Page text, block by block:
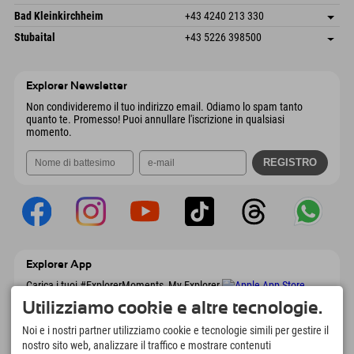
Austria
Prenotazione
Gscheat 14
6441 Umhausen
Austria
Salva indirizzo
Informazioni sull'arrivo
Prenotazione
Bad Kleinkirchheim +43 4240 213 330
Dorfstraße 24
Salva indirizzo
Stubaital +43 5226 398500
Explorer Newsletter
Non condivideremo il tuo indirizzo email. Odiamo lo spam tanto
quanto te. Promesso! Puoi annullare l'iscrizione in qualsiasi
momento.
Explorer App
Carica i tuoi #ExplorerMoments, My Explorer
lista dei desideri, panoramica dei ristoranti e
molto altro. Scaricalo subito!
Utilizziamo cookie e altre tecnologie.
Noi e i nostri partner utilizziamo cookie e tecnologie simili per gestire il
nostro sito web, analizzare il traffico e mostrare contenuti